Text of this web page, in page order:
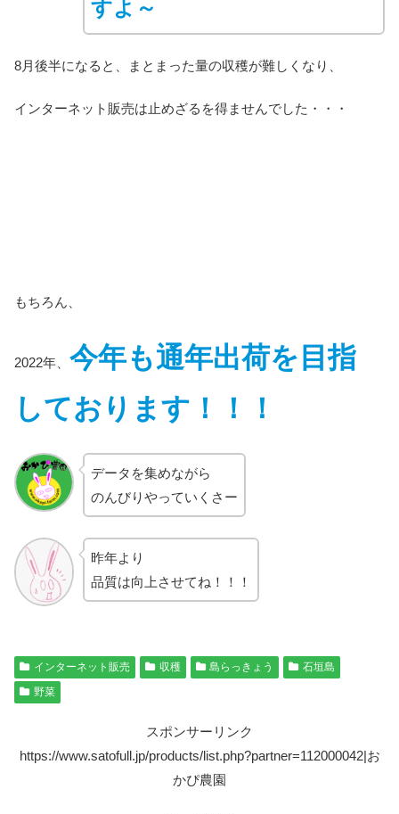
すよ～
8月後半になると、まとまった量の収穫が難しくなり、
インターネット販売は止めざるを得ませんでした・・・
もちろん、
2022年、 今年も通年出荷を目指
しております！！！
データを集めながら
のんびりやっていくさー
昨年より
品質は向上させてね！！！
インターネット販売 収穫 島らっきょう
石垣島
野菜
スポンサーリンク
https://www.satofull.jp/products/list.php?partner=112000042|お
かぴ農園